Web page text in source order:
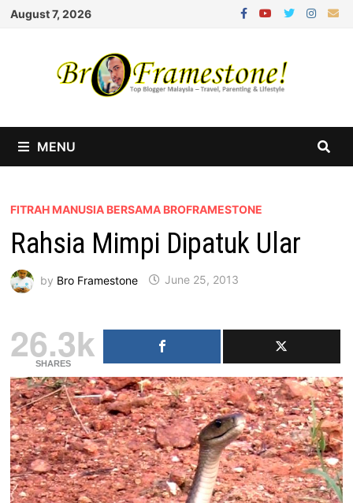
Skip
August 7, 2026
MENU
FITRAH MANUSIA BERSAMA BROFRAMESTONE
Rahsia Mimpi Dipatuk Ular
by Bro Framestone June 25, 2013
26.3k
SHARES